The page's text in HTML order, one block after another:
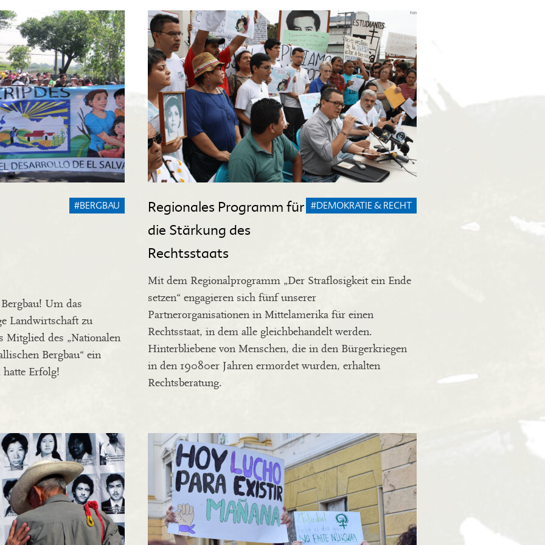
#BERGBAU
Um das
Landwirtschaft zu
Mitglied des „Nationalen
Bergbau“ ein
hatte Erfolg!
Regionales Programm für
die Stärkung des
Rechtsstaats
#DEMOKRATIE & RECHT
Mit dem Regionalprogramm „Der Straflosigkeit ein Ende
setzen“ engagieren sich fünf unserer
Partnerorganisationen in Mittelamerika für einen
Rechtsstaat, in dem alle gleichbehandelt werden.
Hinterbliebene von Menschen, die in den Bürgerkriegen
in den 19080er Jahren ermordet wurden, erhalten
Rechtsberatung.